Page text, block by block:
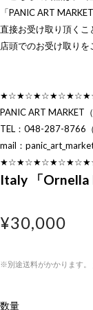
「PANIC ART
直接お受け取り頂くこ
店頭でのお受け取り
PANIC ART MARKET
TEL：048-287-8766
mail：
Italy 「
¥30,000
※別途送料がかかります。
数量